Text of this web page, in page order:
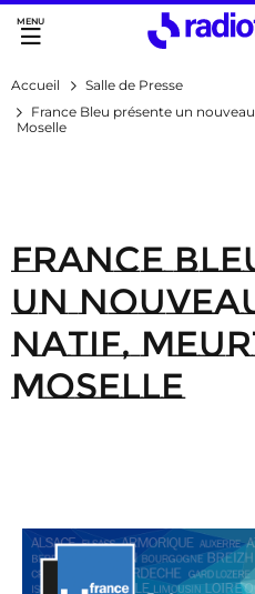
Accès direct :
Menu principal
Accueil
Salle de Presse
France Bleu présente un
Moselle
France
un
natif,
Moselle